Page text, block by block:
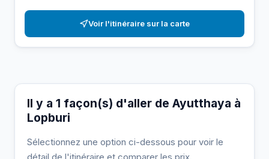
Voir l'itinéraire sur la carte
Il y a 1 façon(s) d'aller de Ayutthaya à
Lopburi
Sélectionnez une option ci-dessous pour voir le